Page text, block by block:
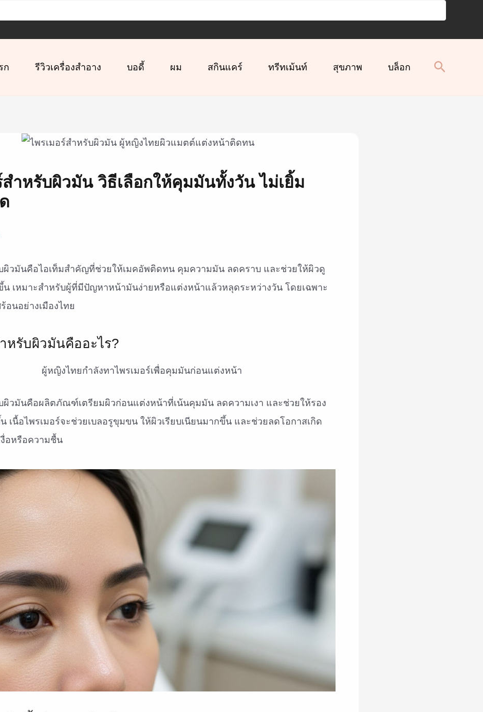
ก รีวิวเครื่องสำอาง บอดี้ ผม สกินแคร์ ทรีทเม้นท์ สุขภาพ บล็อก
สำหรับผิวมัน วิธีเลือกให้คุมมันทั้งวัน ไม่เยิ้ม
ผิวมันคือไอเท็มสำคัญที่ช่วยให้เมคอัพติดทน คุมความมัน ลดคราบ และช่วยให้ผิวดู
น เหมาะสำหรับผู้ที่มีปัญหาหน้ามันง่ายหรือแต่งหน้าแล้วหลุดระหว่างวัน โดยเฉพาะ
อนอย่างเมืองไทย
หรับผิวมันคืออะไร?
ผิวมันคือผลิตภัณฑ์เตรียมผิวก่อนแต่งหน้าที่เน้นคุมมัน ลดความเงา และช่วยให้รอง
นื้อไพรเมอร์จะช่วยเบลอรูขุมขน ให้ผิวเรียบเนียนมากขึ้น และช่วยลดโอกาสเกิด
งื่อหรือความชื้น